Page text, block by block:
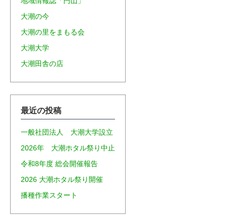
大潮の今
大潮の里をまもる会
大潮大学
大潮田舎の店
最近の投稿
一般社団法人 大潮大学設立
2026年 大潮ホタル祭り中止
令和8年度 総会開催報告
2026 大潮ホタル祭り開催
播種作業スタート